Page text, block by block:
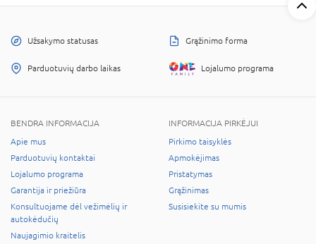
Užsakymo statusas Grąžinimo forma
Parduotuvių darbo laikas Lojalumo programa
BENDRA INFORMACIJA
Apie mus
Parduotuvių kontaktai
Lojalumo programa
Garantija ir priežiūra
Konsultuojame dėl vežimėlių ir
autokėdučių
Naujagimio kraitelis
INFORMACIJA PIRKĖJUI
Pirkimo taisyklės
Apmokėjimas
Pristatymas
Grąžinimas
Susisiekite su mumis